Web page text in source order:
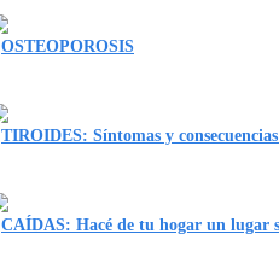
OSTEOPOROSIS
TIROIDES: Síntomas y
CAÍDAS: Hacé de tu hogar un lugar